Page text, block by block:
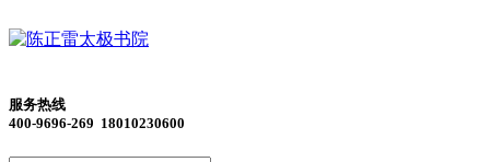
服务热线
400-9696-269 18010230600